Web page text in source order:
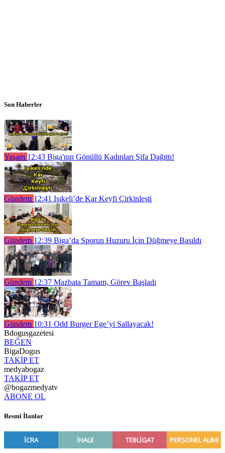
Son Haberler
Yaşam 12:43 Biga'nın Gönüllü Kadınları Şifa Dağıttı!
Gündem 12:41 Işıkeli’de Kar Keyfi Çirkinleşti
Gündem 12:39 Biga’da Sporun Huzuru İçin Düğmeye Basıldı
Gündem 12:37 Mazbata Tamam, Görev Başladı
Gündem 10:31 Odd Burger Ege’yi Sallayacak!
Bdogusgazetesi
BEĞEN
BigaDogus
TAKİP ET
medyabogaz
TAKİP ET
@bogazmedyatv
ABONE OL
Resmî İlanlar